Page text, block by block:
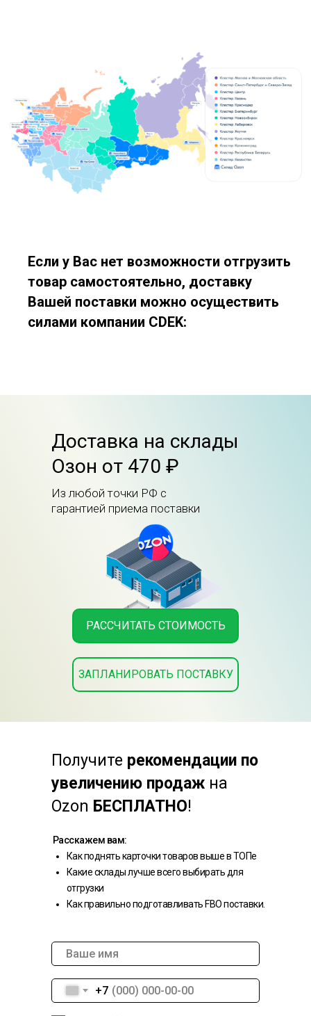
Если у Вас нет возможности отгрузить
товар самостоятельно, доставку
Вашей поставки можно осуществить
силами компании CDEK:
Доставка на склады
Озон от 470 ₽
РАССЧИТАТЬ СТОИМОСТЬ
Из любой точки РФ с
гарантией приема поставки
ЗАПЛАНИРОВАТЬ ПОСТАВКУ
+7
Расскажем вам:
Как поднять карточки товаров выше в ТОПе
Какие склады лучше всего выбирать для
отгрузки
Как правильно подготавливать FBO поставки.
Получите рекомендации по
увеличению продаж на
Ozon БЕСПЛАТНО!